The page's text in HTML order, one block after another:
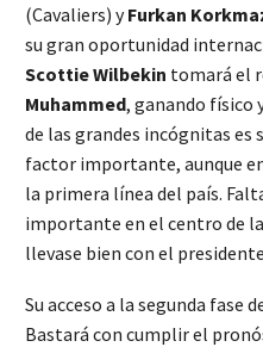
(Cavaliers) yFurkan
su gran oportunidad
Scottie Wilbekin tomará el
Muhammed, ganando físico
de las grandes incógnitas es
factor importante, aunque
la primera línea del país.
importante en el centro de
llevase bien con el
Su acceso a la segunda fase
Bastará con cumplir el